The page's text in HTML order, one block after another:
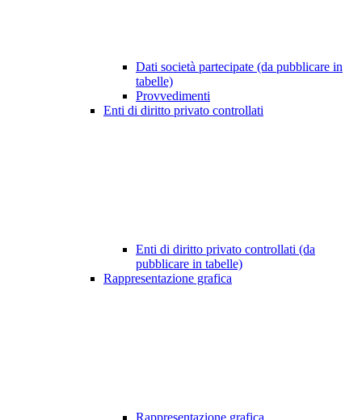
Dati società partecipate (da pubblicare in
tabelle)
Provvedimenti
Enti di diritto privato controllati
Enti di diritto privato controllati (da
pubblicare in tabelle)
Rappresentazione grafica